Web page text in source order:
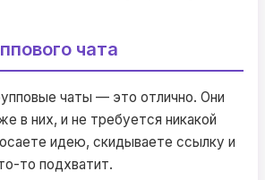
чата
чаты — это отлично. Они
в них, и не требуется никакой
идею, скидываете ссылку и
то подхватит.